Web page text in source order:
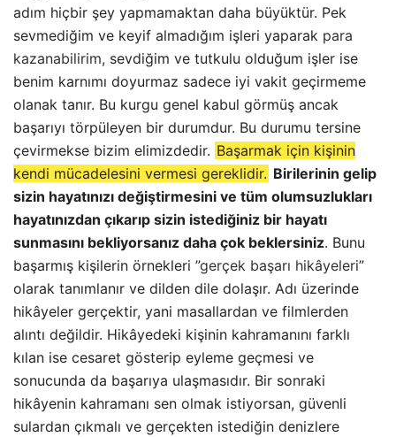
adım hiçbir şey yapmamaktan daha büyüktür. Pek
sevmediğim ve keyif almadığım işleri yaparak para
kazanabilirim, sevdiğim ve tutkulu olduğum işler ise
benim karnımı doyurmaz sadece iyi vakit geçirmeme
olanak tanır. Bu kurgu genel kabul görmüş ancak
başarıyı törpüleyen bir durumdur. Bu durumu tersine
çevirmekse bizim elimizdedir. Başarmak için kişinin
kendi mücadelesini vermesi gereklidir. Birilerinin gelip
sizin hayatınızı değiştirmesini ve tüm olumsuzlukları
hayatınızdan çıkarıp sizin istediğiniz bir hayatı
sunmasını bekliyorsanız daha çok beklersiniz. Bunu
başarmış kişilerin örnekleri ”gerçek başarı hikâyeleri”
olarak tanımlanır ve dilden dile dolaşır. Adı üzerinde
hikâyeler gerçektir, yani masallardan ve filmlerden
alıntı değildir. Hikâyedeki kişinin kahramanını farklı
kılan ise cesaret gösterip eyleme geçmesi ve
sonucunda da başarıya ulaşmasıdır. Bir sonraki
hikâyenin kahramanı sen olmak istiyorsan, güvenli
sulardan çıkmalı ve gerçekten istediğin denizlere